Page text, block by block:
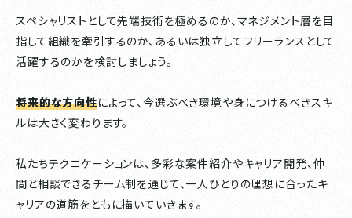
スペシャリストとして先端技術を極めるのか、マネジメント層を目
指して組織を牽引するのか、あるいは独立してフリーランスとして
活躍するのかを検討しましょう。
将来的な方向性によって、今選ぶべき環境や身につけるべきスキ
ルは大きく変わります。
私たちテクニケーションは、多彩な案件紹介やキャリア開発、仲
間と相談できるチーム制を通じて、一人ひとりの理想に合ったキ
ャリアの道筋をともに描いていきます。